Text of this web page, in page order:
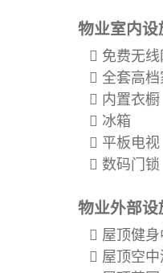
物业室内设
免费无
全套高档
内置衣橱
冰箱
平板电视
数码门锁
物业外部设
屋顶健
屋顶空